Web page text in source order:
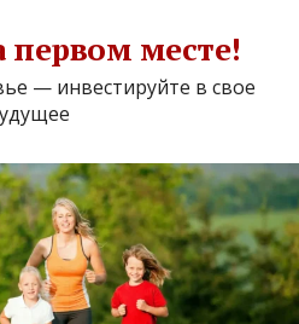
первом месте!
— инвестируйте в свое